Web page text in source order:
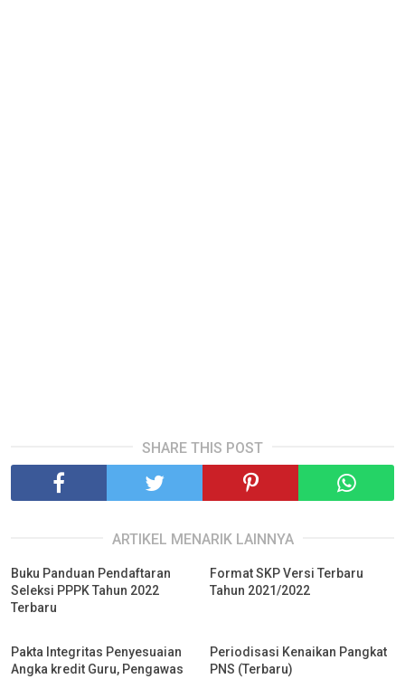
SHARE THIS POST
ARTIKEL MENARIK LAINNYA
Buku Panduan Pendaftaran
Seleksi PPPK Tahun 2022
Terbaru
Format SKP Versi Terbaru
Tahun 2021/2022
Pakta Integritas Penyesuaian
Angka kredit Guru, Pengawas
Periodisasi Kenaikan Pangkat
PNS (Terbaru)